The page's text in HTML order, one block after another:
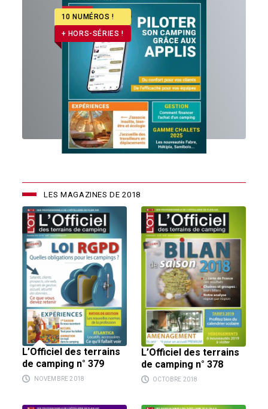
10 NUMÉROS !
+ HORS-SÉRIES !
LES MAGAZINES DE 2018
L’Officiel des terrains
de camping n° 379
NOVEMBRE 2018
L’Officiel des terrains
de camping n° 378
OCTOBRE 2018